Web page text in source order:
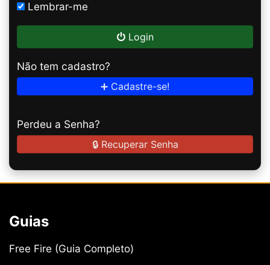
Lembrar-me
Login
Não tem cadastro?
➕ Cadastre-se!
Perdeu a Senha?
🔒 Recuperar Senha
Guias
Free Fire (Guia Completo)